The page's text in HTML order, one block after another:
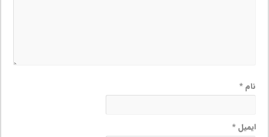
نام*
ایمیل*